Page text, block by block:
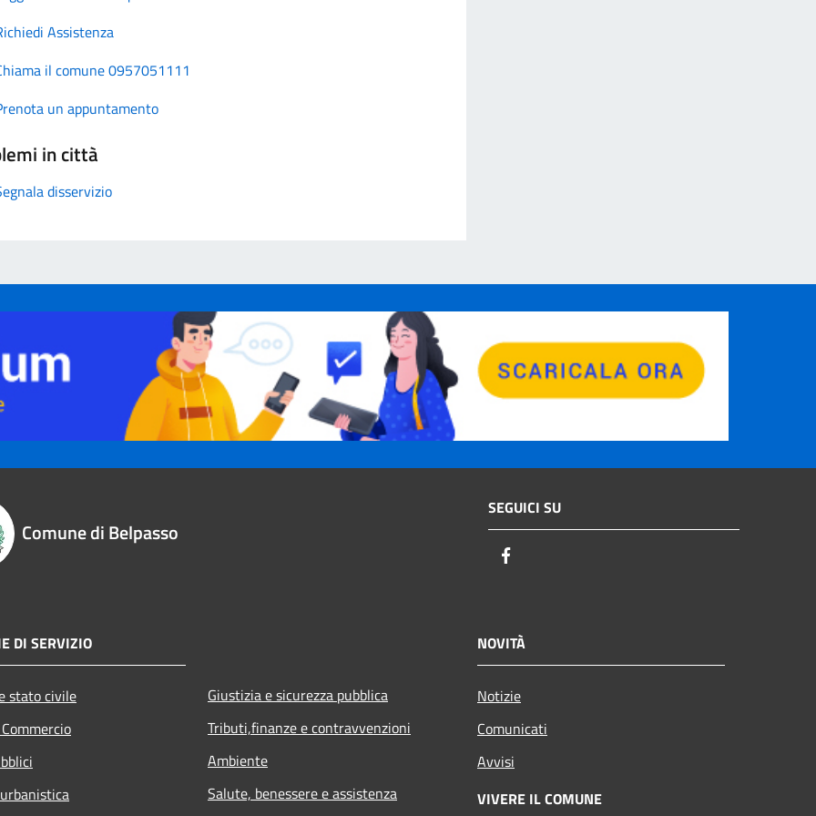
Assistenza
il comune 0957051111
un appuntamento
in città
disservizio
Comune di Belpasso
SEGUICI SU
DI SERVIZIO
stato civile
Giustizia e sicurezza pubblica
Tributi,finanze e contravvenzioni
Ambiente
Salute, benessere e assistenza
NOVITÀ
Notizie
Comunicati
Avvisi
VIVERE IL COMUNE